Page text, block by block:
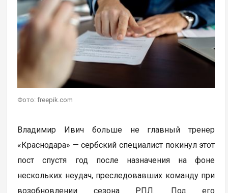
Фото: freepik.com
Владимир Ивич больше не главный тренер
«Краснодара» — сербский специалист покинул этот
пост спустя год после назначения на фоне
нескольких неудач, преследовавших команду при
возобновлении сезона РПЛ. Под его